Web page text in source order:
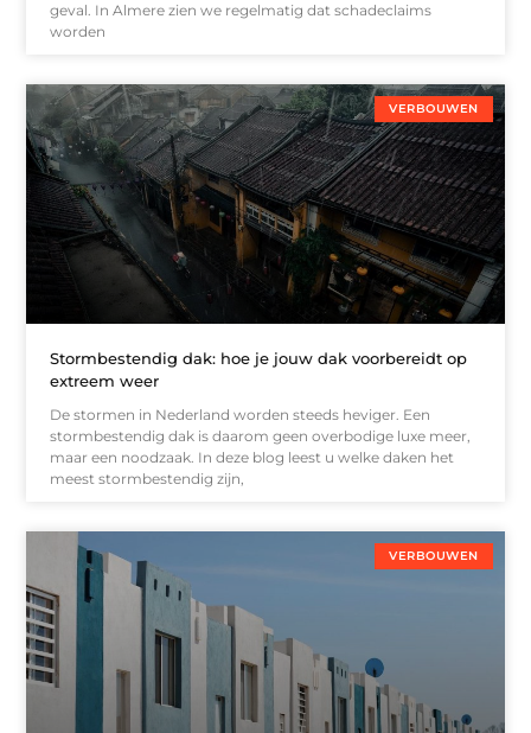
geval. In Almere zien we regelmatig dat schadeclaims
worden
VERBOUWEN
Stormbestendig dak: hoe je jouw dak voorbereidt op
extreem weer
De stormen in Nederland worden steeds heviger. Een
stormbestendig dak is daarom geen overbodige luxe meer,
maar een noodzaak. In deze blog leest u welke daken het
meest stormbestendig zijn,
VERBOUWEN